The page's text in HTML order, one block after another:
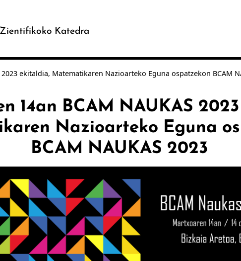
Katedra
ekitaldia, Matematikaren Nazioarteko Eguna ospatzekon BCAM
14an BCAM NAUKAS
Nazioarteko Eguna
BCAM NAUKAS 2023